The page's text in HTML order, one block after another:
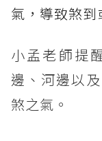
氣，導致煞到
小孟老師提
邊、河邊以
煞之氣。